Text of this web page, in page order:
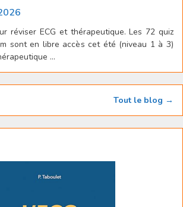
réviser ECG et thérapeutique. Les 72 quiz
sont en libre accès cet été (niveau 1 à 3)
...
Tout le blog →